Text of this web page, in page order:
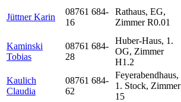
Jüttner Karin
08761 684-
16
Rathaus, EG,
Zimmer R0.01
Kaminski
Tobias
08761 684-
28
Huber-Haus, 1.
OG, Zimmer
H1.2
Kaulich
Claudia
08761 684-
62
Feyerabendhaus,
1. Stock, Zimmer
15